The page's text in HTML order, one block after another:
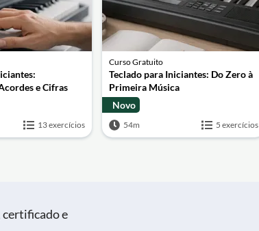
e Cifras
13 exercícios
Curso Gratuito
Teclado para Iniciantes: Do Zero à
Primeira Música
Novo
54m 5 exercícios
certificado e